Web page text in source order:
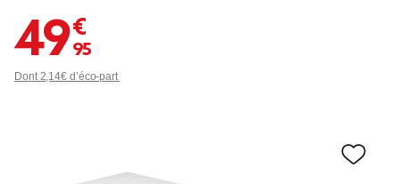
49,95 €
Dont 2,14€ d’éco-part